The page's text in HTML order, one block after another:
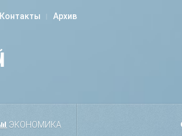
Контакты Архив
ЭКОНОМИКА